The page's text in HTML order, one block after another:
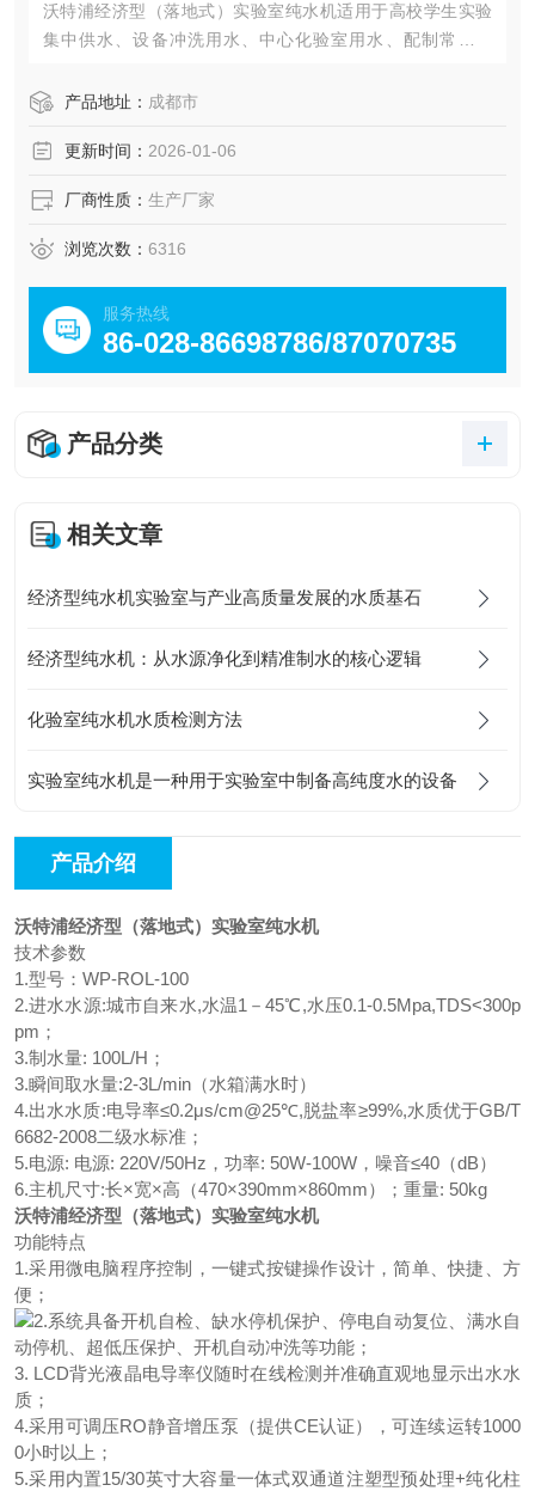
沃特浦经济型（落地式）实验室纯水机适用于高校学生实验
集中供水、设备冲洗用水、中心化验室用水、配制常备溶
前置配套、盐雾箱配套用水等。
产品地址： 成都市
更新时间： 2026-01-06
厂商性质： 生产厂家
浏览次数： 6316
服务热线
86-028-86698786/87070735
产品分类
相关文章
经济型纯水机实验室与产业高质量发展的水质基石
经济型纯水机：从水源净化到精准制水的核心逻辑
化验室纯水机水质检测方法
实验室纯水机是一种用于实验室中制备高纯度水的设备
产品介绍
沃特浦经济型（落地式）实验室纯水机
技术参数
1.型号：WP-ROL-100
2.进水水源:城市自来水,水温1－45℃,水压0.1-0.5Mpa,TDS<300p
pm；
3.制水量: 100L/H；
3.瞬间取水量:2-3L/min（水箱满水时）
4.出水水质:电导率≤0.2μs/cm@25℃,脱盐率≥99%,水质优于GB/T
6682-2008二级水标准；
5.电源: 电源: 220V/50Hz，功率: 50W-100W，噪音≤40（dB）
6.主机尺寸:长×宽×高（470×390mm×860mm）；重量: 50kg
沃特浦经济型（落地式）实验室纯水机
功能特点
1.采用微电脑程序控制，一键式按键操作设计，简单、快捷、方
便；
2.系统具备开机自检、缺水停机保护、停电自动复位、满水自
动停机、超低压保护、开机自动冲洗等功能；
3. LCD背光液晶电导率仪随时在线检测并准确直观地显示出水水
质；
4.采用可调压RO静音增压泵（提供CE认证），可连续运转1000
0小时以上；
5.采用内置15/30英寸大容量一体式双通道注塑型预处理+纯化柱